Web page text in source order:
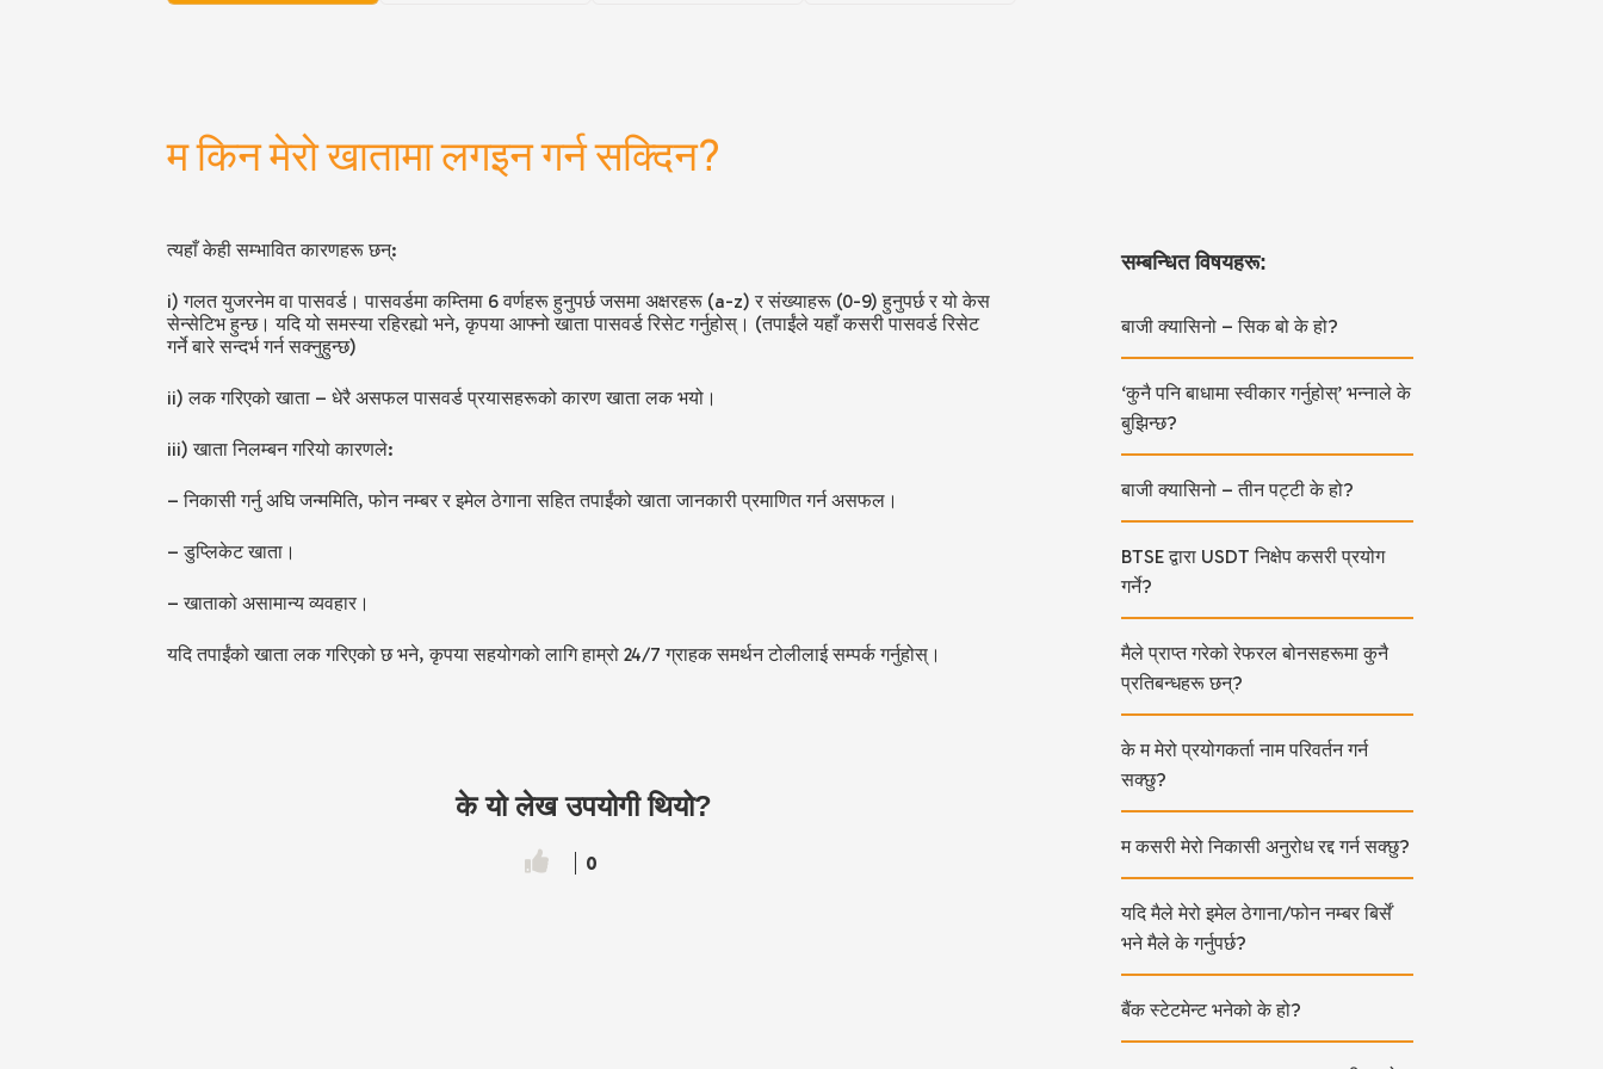
म किन मेरो खातामा लगइन गर्न सक्दिन?
त्यहाँ केही सम्भावित कारणहरू छन्:
i) गलत युजरनेम वा पासवर्ड। पासवर्डमा कम्तिमा 6 वर्णहरू हुनुपर्छ जसमा अक्षरहरू (a-z) र संख्याहरू (0-9) हुनुपर्छ र यो केस
सेन्सेटिभ हुन्छ। यदि यो समस्या रहिरह्यो भने, कृपया आफ्नो खाता पासवर्ड रिसेट गर्नुहोस्। (तपाईंले यहाँ कसरी पासवर्ड रिसेट
गर्ने बारे सन्दर्भ गर्न सक्नुहुन्छ)
ii) लक गरिएको खाता – धेरै असफल पासवर्ड प्रयासहरूको कारण खाता लक भयो।
iii) खाता निलम्बन गरियो कारणले:
– निकासी गर्नु अघि जन्ममिति, फोन नम्बर र इमेल ठेगाना सहित तपाईंको खाता जानकारी प्रमाणित गर्न असफल।
– डुप्लिकेट खाता।
– खाताको असामान्य व्यवहार।
यदि तपाईंको खाता लक गरिएको छ भने, कृपया सहयोगको लागि हाम्रो 24/7 ग्राहक समर्थन टोलीलाई सम्पर्क गर्नुहोस्।
के यो लेख उपयोगी थियो?
0
सम्बन्धित विषयहरू:
बाजी क्यासिनो – सिक बो के हो?
‘कुनै पनि बाधामा स्वीकार गर्नुहोस्’ भन्नाले के
बुझिन्छ?
बाजी क्यासिनो – तीन पट्टी के हो?
BTSE द्वारा USDT निक्षेप कसरी प्रयोग
गर्ने?
मैले प्राप्त गरेको रेफरल बोनसहरूमा कुनै
प्रतिबन्धहरू छन्?
के म मेरो प्रयोगकर्ता नाम परिवर्तन गर्न
सक्छु?
म कसरी मेरो निकासी अनुरोध रद्द गर्न सक्छु?
यदि मैले मेरो इमेल ठेगाना/फोन नम्बर बिर्सें
भने मैले के गर्नुपर्छ?
बैंक स्टेटमेन्ट भनेको के हो?